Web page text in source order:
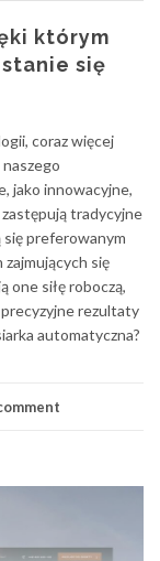
którym
się
coraz więcej
jako innowacyjne,
tradycyjne
preferowanym
się
one siłę roboczą,
rezultaty
automatyczna?